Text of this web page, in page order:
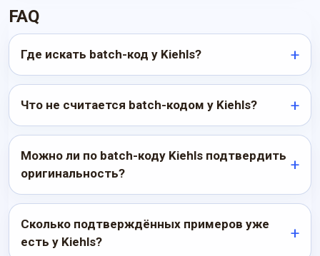
FAQ
Где искать batch-код у Kiehls?
Что не считается batch-кодом у Kiehls?
Можно ли по batch-коду Kiehls подтвердить
оригинальность?
Сколько подтверждённых примеров уже
есть у Kiehls?